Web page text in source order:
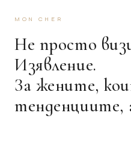
MON CHER
Не просто
Изявление.
За жените,
тенденциите,